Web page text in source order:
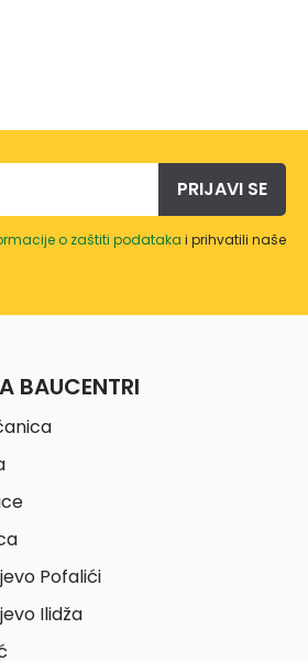
PRIJAVI SE
o zaštiti podataka i prihvatili naše
BAUCENTRI
Pofalići
Ilidža